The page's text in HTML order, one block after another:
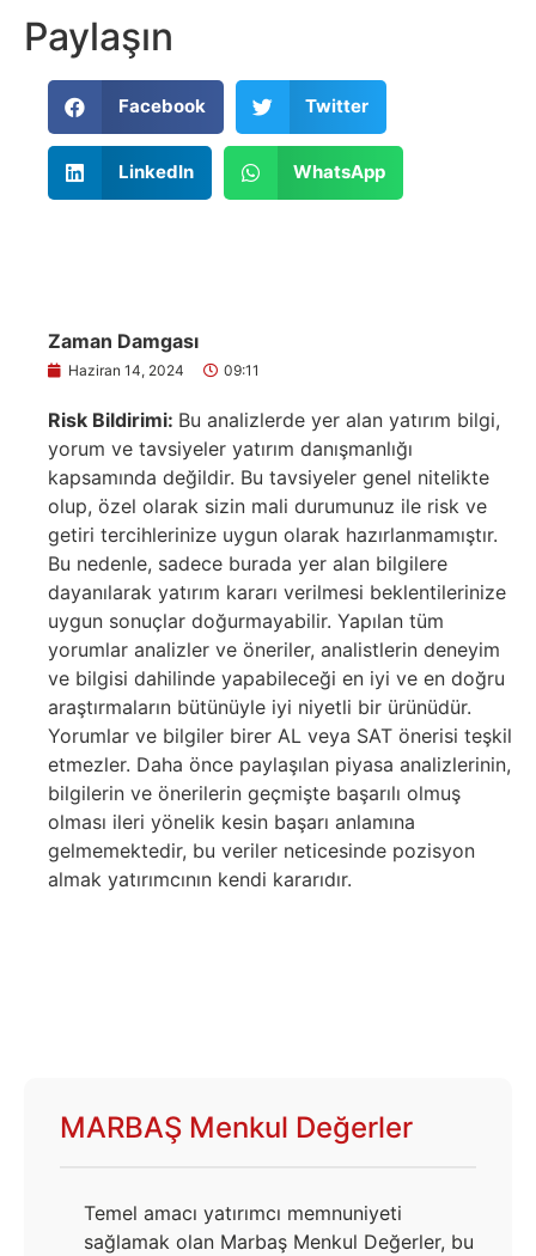
Paylaşın
Facebook Twitter
LinkedIn WhatsApp
Zaman Damgası
Haziran 14, 2024 09:11
Risk Bildirimi: Bu analizlerde yer alan yatırım bilgi,
yorum ve tavsiyeler yatırım danışmanlığı
kapsamında değildir. Bu tavsiyeler genel nitelikte
olup, özel olarak sizin mali durumunuz ile risk ve
getiri tercihlerinize uygun olarak hazırlanmamıştır.
Bu nedenle, sadece burada yer alan bilgilere
dayanılarak yatırım kararı verilmesi beklentilerinize
uygun sonuçlar doğurmayabilir. Yapılan tüm
yorumlar analizler ve öneriler, analistlerin deneyim
ve bilgisi dahilinde yapabileceği en iyi ve en doğru
araştırmaların bütünüyle iyi niyetli bir ürünüdür.
Yorumlar ve bilgiler birer AL veya SAT önerisi teşkil
etmezler. Daha önce paylaşılan piyasa analizlerinin,
bilgilerin ve önerilerin geçmişte başarılı olmuş
olması ileri yönelik kesin başarı anlamına
gelmemektedir, bu veriler neticesinde pozisyon
almak yatırımcının kendi kararıdır.
MARBAŞ Menkul Değerler
Temel amacı yatırımcı memnuniyeti
sağlamak olan Marbaş Menkul Değerler, bu